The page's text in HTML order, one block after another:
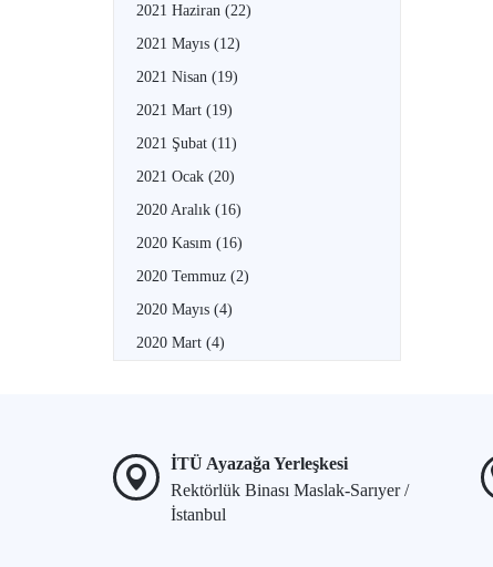
2021 Haziran (22)
2021 Mayıs (12)
2021 Nisan (19)
2021 Mart (19)
2021 Şubat (11)
2021 Ocak (20)
2020 Aralık (16)
2020 Kasım (16)
2020 Temmuz (2)
2020 Mayıs (4)
2020 Mart (4)
İTÜ Ayazağa Yerleşkesi
Rektörlük Binası Maslak-Sarıyer /
İstanbul